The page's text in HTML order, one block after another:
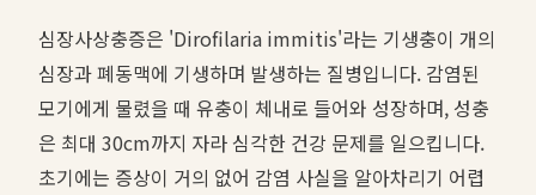
심장사상충증은 'Dirofilaria immitis'라는 기생충이 개의
심장과 폐동맥에 기생하며 발생하는 질병입니다. 감염된
모기에게 물렸을 때 유충이 체내로 들어와 성장하며, 성충
은 최대 30cm까지 자라 심각한 건강 문제를 일으킵니다.
초기에는 증상이 거의 없어 감염 사실을 알아차리기 어렵